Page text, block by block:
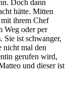
Doch dann
hätte. Mitten
ihrem Chef
Weg oder per
ist schwanger,
nicht mal den
gerufen wird,
und dieser ist